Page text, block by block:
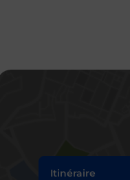
Itinéraire